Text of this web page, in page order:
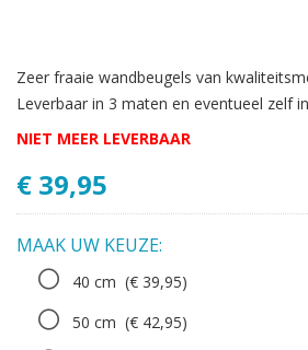
Zeer fraaie wandbeugels van
Leverbaar in 3 maten en eventueel zelf
NIET MEER LEVERBAAR
€ 39,95
MAAK UW KEUZE:
40 cm (€ 39,95)
50 cm (€ 42,95)